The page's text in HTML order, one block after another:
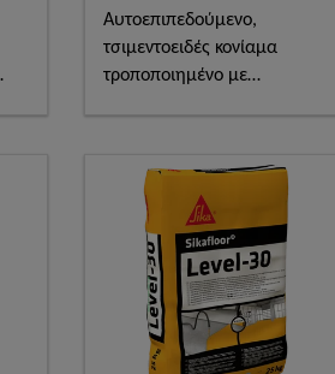
Aυτοεπιπεδούμενο,
τσιμεντοειδές κονίαμα
τροποποιημένο με
ελαστικών δαπέδων. Πάχος
εφαρμογής 2-10mm